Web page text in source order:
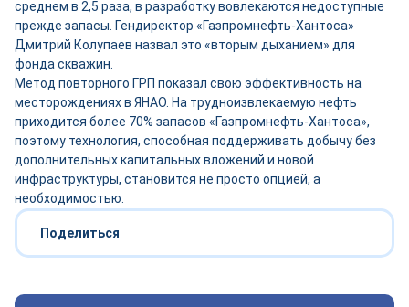
среднем в 2,5 раза, в разработку вовлекаются недоступные
прежде запасы. Гендиректор «Газпромнефть-Хантоса»
Дмитрий Колупаев назвал это «вторым дыханием» для
фонда скважин.
Метод повторного ГРП показал свою эффективность на
месторождениях в ЯНАО. На трудноизвлекаемую нефть
приходится более 70% запасов «Газпромнефть-Хантоса»,
поэтому технология, способная поддерживать добычу без
дополнительных капитальных вложений и новой
инфраструктуры, становится не просто опцией, а
необходимостью.
Поделиться